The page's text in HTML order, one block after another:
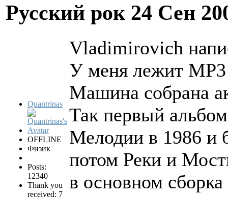
Русский рок 24 Сен
Quantrinas
OFFLINE
Физик
Posts:
12340
Thank you
received: 7
Vladimirovich
У меня лежит MP3
Машина собрана
Так первый
Мелодии в 1986 и
потом Реки и
в основном